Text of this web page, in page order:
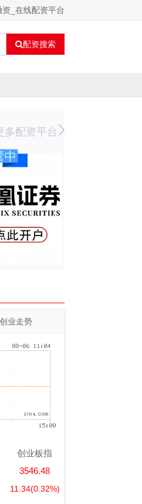
_在线配资平台
配资搜索
多配资平台
创业走势
创业板指
3546.48
11.34(0.32%)